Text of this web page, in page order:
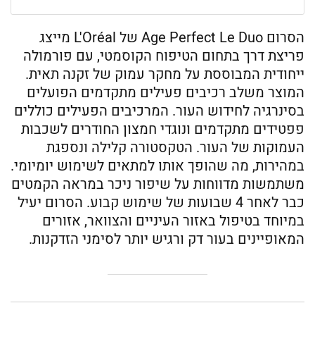
הסרום Age Perfect Le Duo של L'Oréal מייצג
פריצת דרך בתחום הטיפוח הקוסמטי, עם פורמולה
ייחודית המבוססת על מחקר עמוק של זקנה תאית.
המוצר משלב רכיבים פעילים מתקדמים הפועלים
בסינרגיה לחידוש העור. המרכיבים הפעילים כוללים
פפטידים מתקדמים ונוגדי חמצון החודרים לשכבות
העמוקות של העור. הטקסטורה קלילה ונספגת
במהירות, מה שהופך אותו למתאים לשימוש יומיומי.
משתמשות מדווחות על שיפור ניכר במראה הקמטים
כבר לאחר 4 שבועות של שימוש קבוע. הסרום יעיל
במיוחד בטיפול באזור העיניים והצוואר, אזורים
המאופיינים בעור דק ורגיש יותר לסימני הזדקנות.